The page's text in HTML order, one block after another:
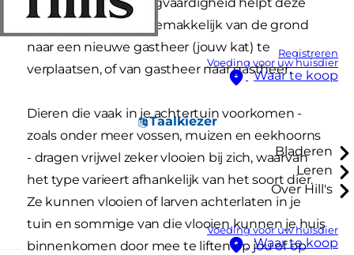
Registreren
Voeding voor uw huisdier
Waar te koop
Taalkiezer
Bladeren
Leren
Over Hill's
Voeding voor uw huisdier
Waar te koop
parasieten om zich gemakkelijk van de grond
naar een nieuwe gastheer (jouw kat) te
verplaatsen, of van gastheer naar gastheer.
Dieren die vaak in je achtertuin voorkomen -
zoals onder meer vossen, muizen en eekhoorns
- dragen vrijwel zeker vlooien bij zich, waarvan
het type varieert afhankelijk van het soort dier.
Ze kunnen vlooien of larven achterlaten in je
tuin en sommige van die vlooien kunnen je huis
binnenkomen door mee te liften op jou of op